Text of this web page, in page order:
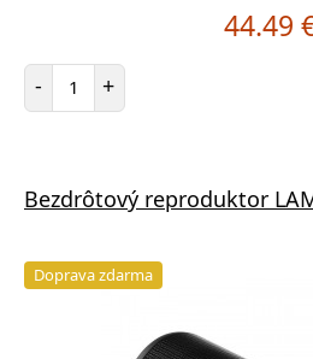
44.49
- Počet položiek
+
Bezdrôtový reproduktor
Doprava zdarma